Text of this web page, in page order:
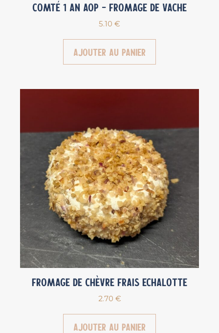
Comté 1 an AOP – Fromage de vache
5.10 €
Ajouter au panier
Fromage de chèvre Frais Echalotte
2.70 €
Ajouter au panier